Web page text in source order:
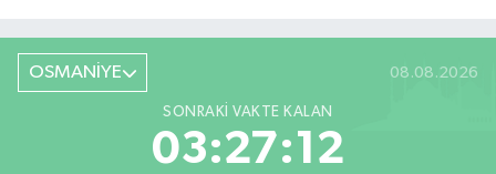
OSMANİYE 08.08.2026
SONRAKI VAKTE KALAN
03:27:11